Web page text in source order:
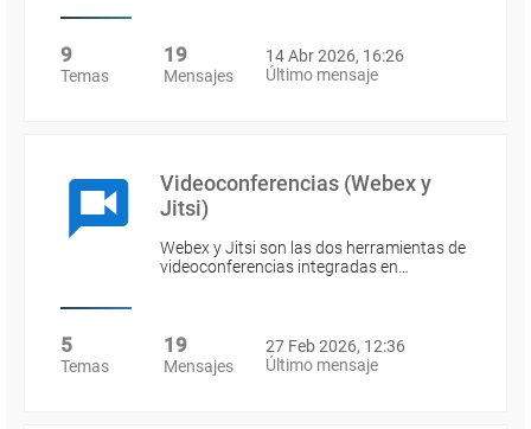
9
Temas
19
Mensajes
14 Abr 2026, 16:26
Último mensaje
Videoconferencias (Webex y
Jitsi)
Webex y Jitsi son las dos herramientas de
videoconferencias integradas en…
5
Temas
19
Mensajes
27 Feb 2026, 12:36
Último mensaje